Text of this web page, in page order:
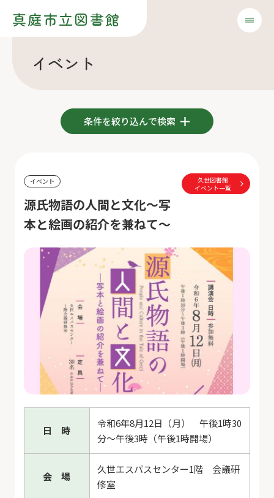
真庭市立図書館
イベント
条件を絞り込んで検索
イベント
源氏物語の人間と文化～写
本と絵画の紹介を兼ねて～
久世図書館
イベント一覧
日 時
令和6年8月12日（月） 午後1時30
分～午後3時（午後1時開場）
会 場
久世エスパスセンター1階 会議研
修室